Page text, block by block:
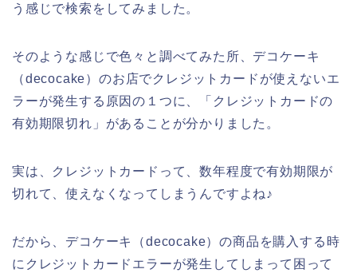
う感じで検索をしてみました。
そのような感じで色々と調べてみた所、デコケーキ
（decocake）のお店でクレジットカードが使えないエ
ラーが発生する原因の１つに、「クレジットカードの
有効期限切れ」があることが分かりました。
実は、クレジットカードって、数年程度で有効期限が
切れて、使えなくなってしまうんですよね♪
だから、デコケーキ（decocake）の商品を購入する時
にクレジットカードエラーが発生してしまって困って